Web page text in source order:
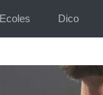
Ecoles Dico